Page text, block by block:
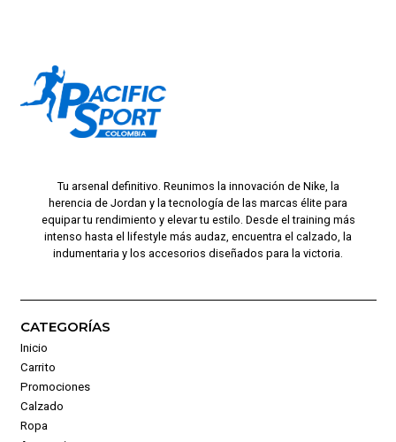
Tu arsenal definitivo. Reunimos la innovación de Nike, la
herencia de Jordan y la tecnología de las marcas élite para
equipar tu rendimiento y elevar tu estilo. Desde el training más
intenso hasta el lifestyle más audaz, encuentra el calzado, la
indumentaria y los accesorios diseñados para la victoria.
CATEGORÍAS
Inicio
Carrito
Promociones
Calzado
Ropa